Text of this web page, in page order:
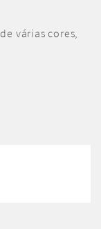
várias cores,